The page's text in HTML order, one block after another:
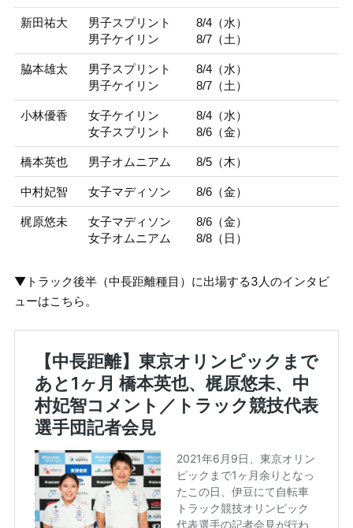
新田祐大
男子スプリント
男子ケイリン
8/4（水）
8/7（土）
脇本雄太
男子スプリント
男子ケイリン
8/4（水）
8/7（土）
小林優香
女子ケイリン
女子スプリント
8/4（水）
8/6（金）
橋本英也 男子オムニアム 8/5（木）
中村妃智 女子マディソン 8/6（金）
梶原悠未
女子マディソン
女子オムニアム
8/6（金）
8/8（日）
▼トラック後半（中長距離種目）に出場する3人のインタビ
ューはこちら。